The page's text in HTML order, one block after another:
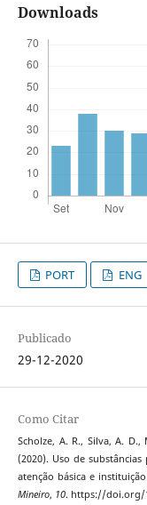
Downloads
PORT ENG
Publicado
29-12-2020
Como Citar
Scholze, A. R., Silva, A.
(2020). Uso de
atenção básica e
Mineiro, 10. https://doi.org/